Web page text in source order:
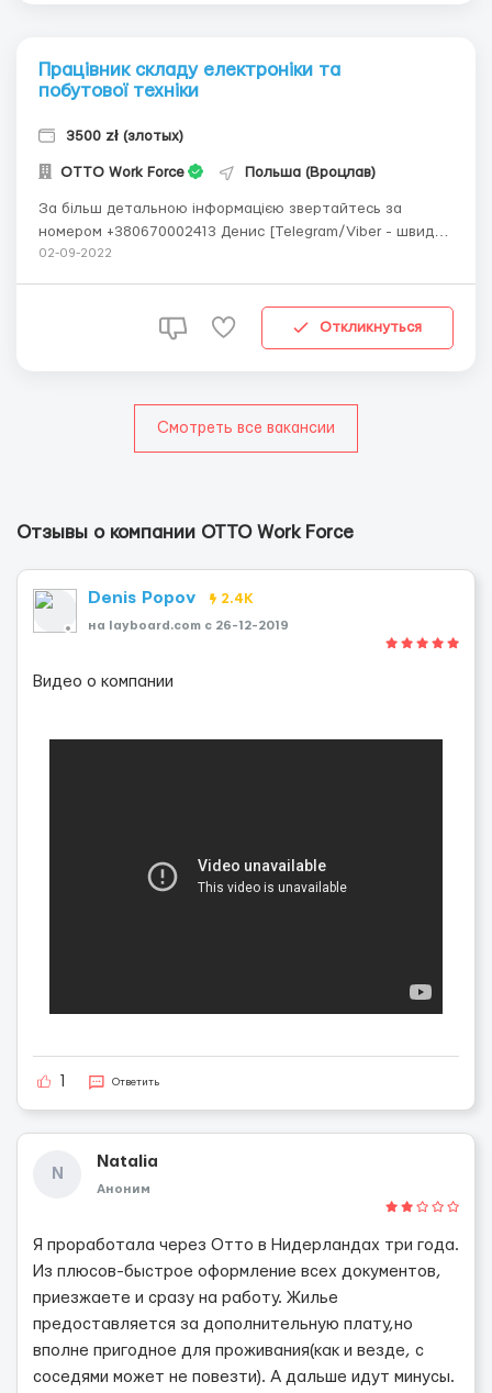
Працівник складу електроніки та
побутової техніки
3500 zł (злотых)
OTTO Work Force Польша (Вроцлав)
За більш детальною інформацією звертайтесь за
номером +380670002413 Денис [Telegram/Viber - швидка
відповідь] Склад електроніки і побутової техніки! ✅
Вроцлава) // м. Biskupice Podg&...
02-09-2022
Откликнуться
Смотреть все вакансии
Отзывы о компании OTTO Work Force
Denis Popov 2.4K
на layboard.com c 26-12-2019
Видео о компании
Ответить
N
Natalia
Аноним
Я проработала через Отто в Нидерландах три года.
Из плюсов-быстрое оформление всех документов,
приезжаете и сразу на работу. Жилье
предоставляется за дополнительную плату,но
вполне пригодное для проживания(как и везде, с
соседями может не повезти). А дальше идут минусы.